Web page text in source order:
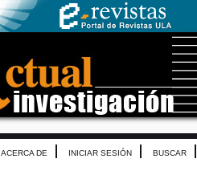
ACERCA DE INICIAR SESIÓN BUSCAR